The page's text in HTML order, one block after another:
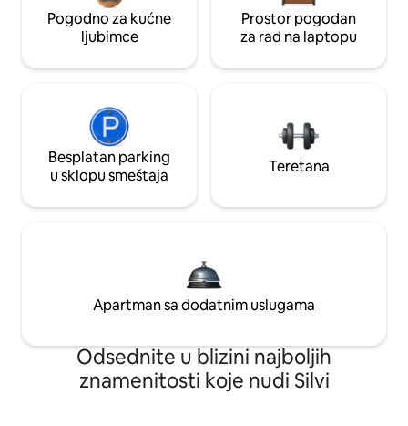
Pogodno za kućne
ljubimce
Prostor pogodan
za rad na laptopu
Besplatan parking
u sklopu smeštaja
Teretana
Apartman sa dodatnim uslugama
Odsednite u blizini najboljih
znamenitosti koje nudi Silvi